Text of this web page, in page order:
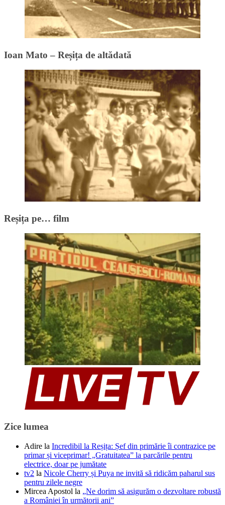
Ioan Mato – Reșița de altădată
Reșița pe… film
Zice lumea
Adire la Incredibil la Reșița: Șef din primărie îi contrazice pe
primar și viceprimar! „Gratuitatea” la parcările pentru
electrice, doar pe jumătate
tv2 la Nicole Cherry și Puya ne invită să ridicăm paharul sus
pentru zilele negre
Mircea Apostol la „Ne dorim să asigurăm o dezvoltare robustă
a României în următorii ani”